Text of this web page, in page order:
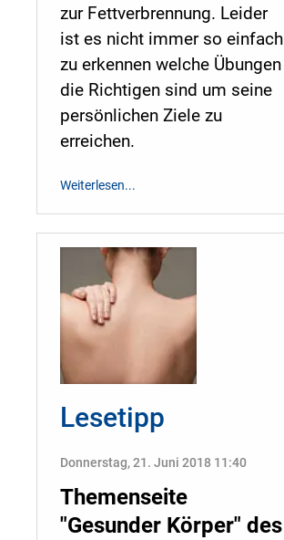
zur Fettverbrennung. Leider
ist es nicht immer so einfach
zu erkennen welche Übungen
die Richtigen sind um seine
persönlichen Ziele zu
erreichen.
Weiterlesen...
Lesetipp
Donnerstag, 21. Juni 2018 11:40
Themenseite
"Gesunder Körper" des